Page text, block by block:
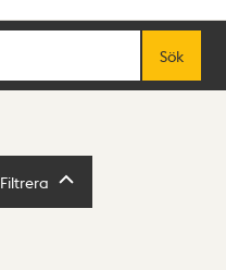
Sök
Filtrera